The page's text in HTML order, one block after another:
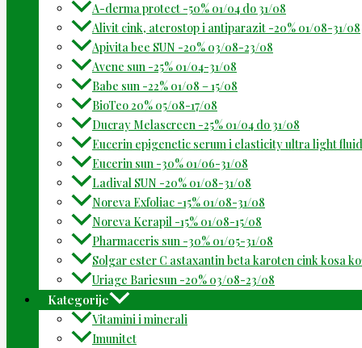
A-derma protect -50% 01/04 do 31/08
Alivit cink, aterostop i antiparazit -20% 01/08-31/08
Apivita bee SUN -20% 03/08-23/08
Avene sun -25% 01/04-31/08
Babe sun -22% 01/08 – 15/08
BioTeo 20% 05/08-17/08
Ducray Melascreen -25% 01/04 do 31/08
Eucerin epigenetic serum i elasticity ultra light
Eucerin sun -30% 01/06-31/08
Ladival SUN -20% 01/08-31/08
Noreva Exfoliac -15% 01/08-31/08
Noreva Kerapil -15% 01/08-15/08
Pharmaceris sun -30% 01/05-31/08
Solgar ester C astaxantin beta karoten cink kosa
Uriage Bariesun -20% 03/08-23/08
Kategorije
Vitamini i minerali
Imunitet